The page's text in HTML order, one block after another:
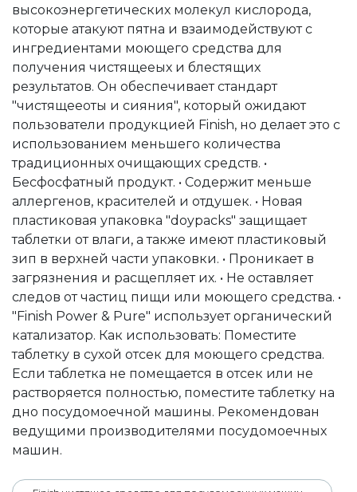
высокоэнергетических молекул кислорода,
которые атакуют пятна и взаимодействуют с
ингредиентами моющего средства для
получения чистящееых и блестящих
результатов. Он обеспечивает стандарт
"чистящееоты и сияния", который ожидают
пользователи продукцией Finish, но делает это с
использованием меньшего количества
традиционных очищающих средств. •
Бесфосфатный продукт. • Содержит меньше
аллергенов, красителей и отдушек. • Новая
пластиковая упаковка "doypacks" защищает
таблетки от влаги, а также имеют пластиковый
зип в верхней части упаковки. • Проникает в
загрязнения и расщепляет их. • Не оставляет
следов от частиц пищи или моющего средства. •
"Finish Power & Pure" использует органический
катализатор. Как использовать: Поместите
таблетку в сухой отсек для моющего средства.
Если таблетка не помещается в отсек или не
растворяется полностью, поместите таблетку на
дно посудомоечной машины. Рекомендован
ведущими производителями посудомоечных
машин.